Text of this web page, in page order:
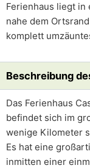
Ferienhaus liegt in
nahe dem
komplett
Beschreibung
Das Ferienhaus
befindet sich im
wenige Kilometer
Es hat eine
inmitten einer